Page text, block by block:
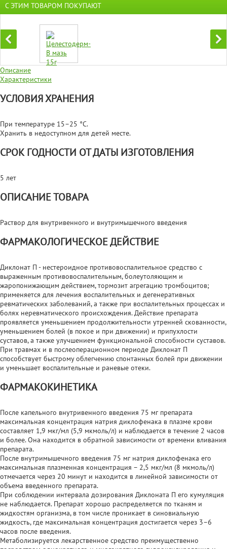
С ЭТИМ ТОВАРОМ ПОКУПАЮТ
Описание
Характеристики
УСЛОВИЯ ХРАНЕНИЯ
При температуре 15–25 °C.
Хранить в недоступном для детей месте.
СРОК ГОДНОСТИ ОТ ДАТЫ ИЗГОТОВЛЕНИЯ
5 лет
ОПИСАНИЕ ТОВАРА
Раствор для внутривенного и внутримышечного введения
ФАРМАКОЛОГИЧЕСКОЕ ДЕЙСТВИЕ
Диклонат П - нестероидное противовоспалительное средство с
выраженным противовоспалительным, болеутоляющим и
жаропонижающим действием, тормозит агрегацию тромбоцитов;
применяется для лечения воспалительных и дегенеративных
ревматических заболеваний, а также при воспалительных процессах и
болях неревматического происхождения. Действие препарата
проявляется уменьшением продолжительности утренней скованности,
уменьшением болей (в покое и при движении) и припухлости
суставов, а также улучшением функциональной способности суставов.
При травмах и в послеоперационном периоде Диклонат П
способствует быстрому облегчению спонтанных болей при движении
и уменьшает воспалительные и раневые отеки.
ФАРМАКОКИНЕТИКА
После капельного внутривенного введения 75 мг препарата
максимальная концентрация натрия диклофенака в плазме крови
составляет 1,9 мкг/мл (5,9 мкмоль/л) и наблюдается в течение 2 часов
и более. Она находится в обратной зависимости от времени вливания
препарата.
После внутримышечного введения 75 мг натрия диклофенака его
максимальная плазменная концентрация – 2,5 мкг/мл (8 мкмоль/л)
отмечается через 20 минут и находится в линейной зависимости от
объема введенного препарата.
При соблюдении интервала дозирования Диклоната П его кумуляция
не наблюдается. Препарат хорошо распределяется по тканям и
жидкостям организма, в том числе проникает в синовиальную
жидкость, где максимальная концентрация достигается через 3–6
часов после введения.
Метаболизируется лекарственное средство преимущественно